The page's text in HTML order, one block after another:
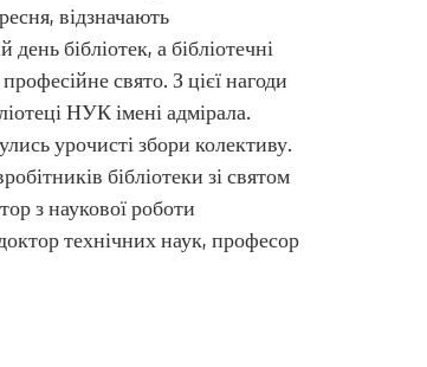
відзначають
день бібліотек, а бібліотечні
свято. З цієї нагоди
НУК імені адмірала.
урочисті збори колективу.
бібліотеки зі святом
з наукової роботи
технічних наук, професор